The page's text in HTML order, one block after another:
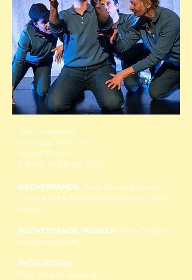
Tema: Demokrati
Målgrupp: Från 15 år
Speltid: 90 min
Premiär: 10 februari 2023
MEDVERKANDE: Anna-Karin Håkansson,
Nils Granberg, Mikaela Hagelberg och Ulrika
Skarby.
MEDVERKANDE MUSIKER: Maria Sendow
och Hanna Björck.
PRODUKTION:
Regi: Fredrik Lundqvist